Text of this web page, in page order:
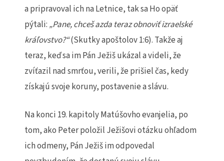
a pripravoval ich na Letnice, tak sa Ho opäť
pýtali: „Pane, chceš azda teraz obnoviťizraelské
kráľovstvo?“(Skutky apoštolov 1:6). Takže aj
teraz, keď sa im Pán Ježiš ukázal a videli, že
zvíťazil nad smrťou, verili, že prišiel čas, kedy
získajú svoje koruny, postavenie a slávu.
Na konci 19. kapitoly Matúšovho evanjelia, po
tom, ako Peter položil Ježišovi otázku ohľadom
ich odmeny, Pán Ježiš im odpovedal